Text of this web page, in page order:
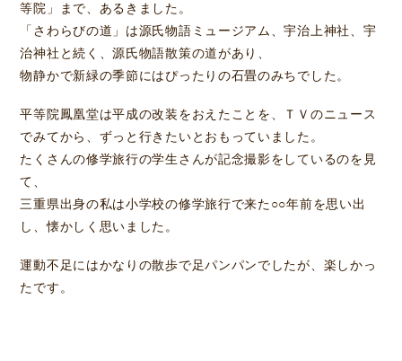
等院」まで、あるきました。
「さわらびの道」は源氏物語ミュージアム、宇治上神社、宇
治神社と続く、源氏物語散策の道があり、
物静かで新緑の季節にはぴったりの石畳のみちでした。
平等院鳳凰堂は平成の改装をおえたことを、ＴＶのニュース
でみてから、ずっと行きたいとおもっていました。
たくさんの修学旅行の学生さんが記念撮影をしているのを見
て、
三重県出身の私は小学校の修学旅行で来た○○年前を思い出
し、懐かしく思いました。
運動不足にはかなりの散歩で足パンパンでしたが、楽しかっ
たです。